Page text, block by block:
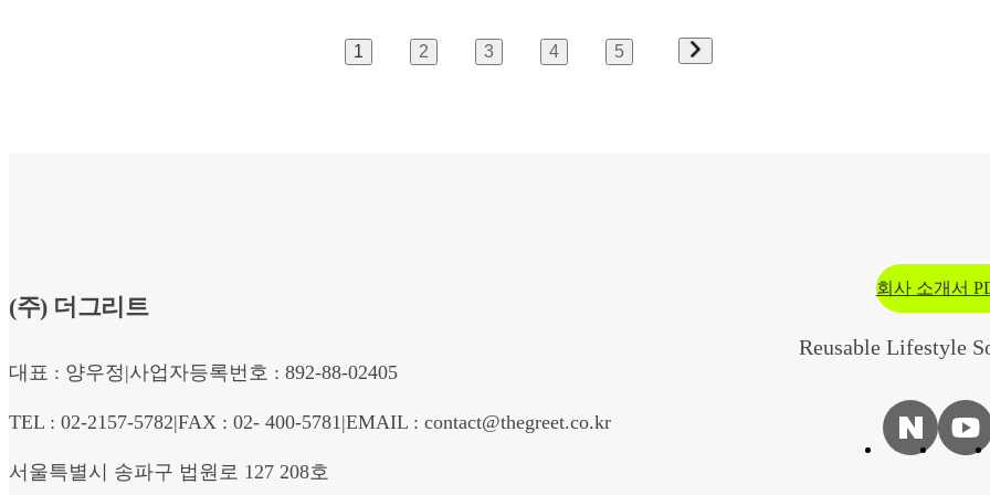
1 2 3 4 5
(주) 더그리트
대표 : 양우정|사업자등록번호 : 892-88-02405
TEL : 02-2157-5782|FAX : 02- 400-5781 |EMAIL : contact@thegreet.co.kr
서울특별시 송파구 법원로 127 208호
회사 소개서
Reusable Lifestyle